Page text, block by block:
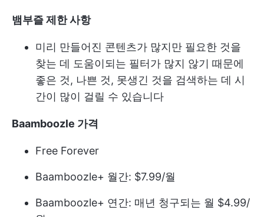
뱀부즐 제한 사항
미리 만들어진 콘텐츠가 많지만 필요한 것을
찾는 데 도움이되는 필터가 많지 않기 때문에
좋은 것, 나쁜 것, 못생긴 것을 검색하는 데 시
간이 많이 걸릴 수 있습니다
Baamboozle 가격
Free Forever
Baamboozle+ 월간: $7.99/월
Baamboozle+ 연간: 매년 청구되는 월 $4.99/